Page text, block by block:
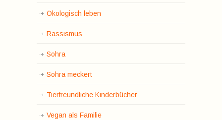
Ökologisch leben
Rassismus
Sohra
Sohra meckert
Tierfreundliche Kinderbücher
Vegan als Familie